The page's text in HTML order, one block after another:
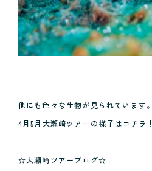
他にも色々な生物が見られています。
4月5月大瀬崎ツアーの様子はコチラ！
☆大瀬崎ツアーブログ☆